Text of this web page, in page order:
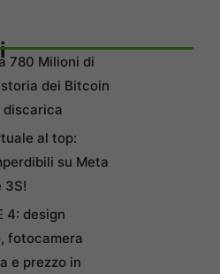
780 Milioni di
dei Bitcoin
discarica
al top:
su Meta
3S!
4: design
fotocamera
e prezzo in